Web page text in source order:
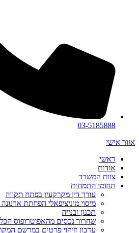
03-5185888
אזור אישי
ראשי
אודות
צוות המשרד
תחומי התמחות
עורך דין מקרקעין בפתח תקווה
מיסוי מוניציפאלי הפחתת
תכנון ובנייה
שחרור נכסים מהאפוטרופוס
עדכון וזיהוי פרטים במרשם